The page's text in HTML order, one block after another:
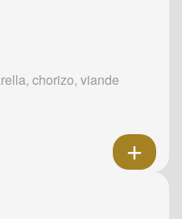
chorizo, viande